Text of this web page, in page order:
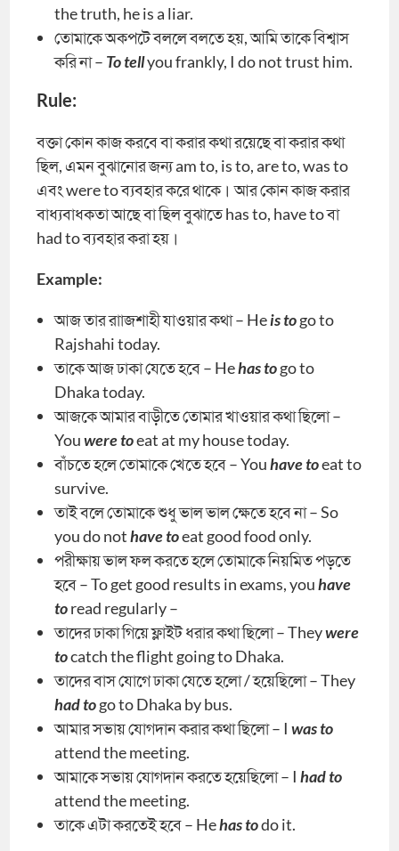
the truth, he is a liar.
তোমাকে অকপটে বললে বলতে হয়, আমি তাকে বিশ্বাস
করি না – To tellyou frankly, I do not trust him.
Rule:
বক্তা কোন কাজ করবে বা করার কথা রয়েছে বা করার কথা
ছিল, এমন বুঝানোর জন্য am to, is to, are to, was to
এবং were to ব্যবহার করে থাকে। আর কোন কাজ করার
বাধ্যবাধকতা আছে বা ছিল বুঝাতে has to, have to বা
had to ব্যবহার করা হয়।
Example:
আজ তার রাাজশাহী যাওয়ার কথা – Heis togo to
Rajshahi today.
তাকে আজ ঢাকা যেতে হবে – Hehas togo to
Dhaka today.
আজকে আমার বাড়ীতে তোমার খাওয়ার কথা ছিলো –
Youwere toeat at my house today.
বাঁচতে হলে তোমাকে খেতে হবে – Youhave toeat to
survive.
তাই বলে তোমাকে শুধু ভাল ভাল ক্ষেতে হবে না – So
you do nothave toeat good food only.
পরীক্ষায় ভাল ফল করতে হলে তোমাকে নিয়মিত পড়তে
হবে – To get good results in exams, youhave
toread regularly –
তাদের ঢাকা গিয়ে ফ্লাইট ধরার কথা ছিলো – Theywere
tocatch the flight going to Dhaka.
তাদের বাস যোগে ঢাকা যেতে হলো / হয়েছিলো – They
had togo to Dhaka by bus.
আমার সভায় যোগদান করার কথা ছিলো – Iwas to
attend the meeting.
আমাকে সভায় যোগদান করতে হয়েছিলো – Ihad to
attend the meeting.
তাকে এটা করতেই হবে – Hehas todo it.